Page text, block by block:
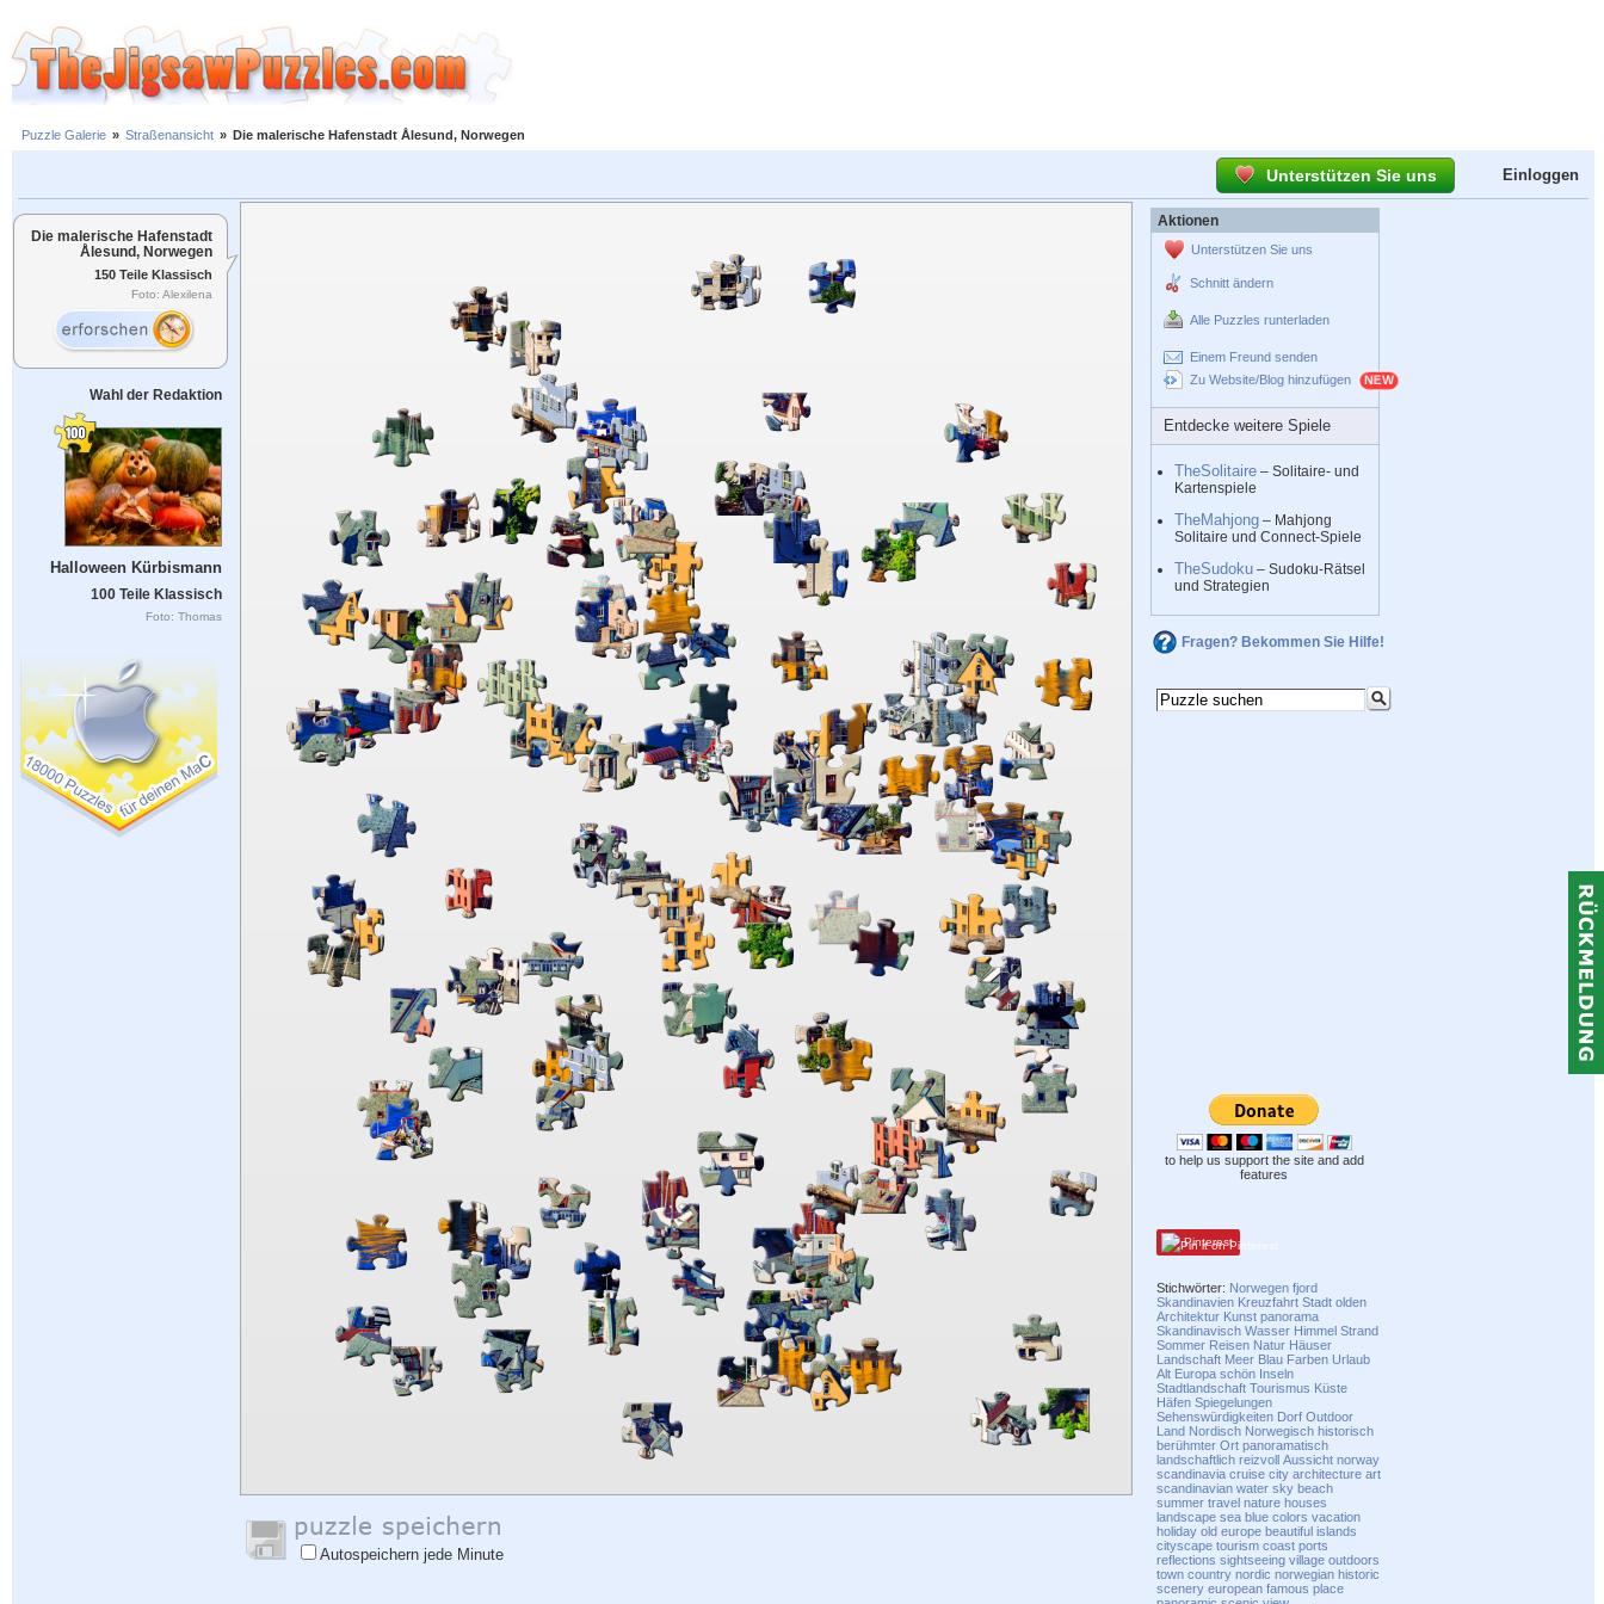
Puzzle Galerie » Straßenansicht » Die malerische Hafenstadt Ålesund, Norwegen
Unterstützen Sie uns Einloggen
Die malerische Hafenstadt
Ålesund, Norwegen
150 Teile Klassisch
Foto: Alexilena
Wahl der Redaktion
Halloween Kürbismann
100 Teile Klassisch
Foto: Thomas
Autospeichern jede Minute
Aktionen
Unterstützen Sie uns
Schnitt ändern
Alle Puzzles runterladen
Einem Freund senden
Zu Website/Blog hinzufügen
Entdecke weitere Spiele
TheSolitaire – Solitaire- und
Kartenspiele
TheMahjong – Mahjong
Solitaire und Connect-Spiele
TheSudoku – Sudoku-Rätsel
und Strategien
Fragen? Bekommen Sie Hilfe!
to help us support the site and add
features
Pinterest
Stichwörter: Norwegen fjord
Skandinavien Kreuzfahrt Stadt olden
Architektur Kunst panorama
Skandinavisch Wasser Himmel Strand
Sommer Reisen Natur Häuser
Landschaft Meer Blau Farben Urlaub
Alt Europa schön Inseln
Stadtlandschaft Tourismus Küste
Häfen Spiegelungen
Sehenswürdigkeiten Dorf Outdoor
Land Nordisch Norwegisch historisch
berühmter Ort panoramatisch
landschaftlich reizvoll Aussicht norway
scandinavia cruise city architecture art
scandinavian water sky beach
summer travel nature houses
landscape sea blue colors vacation
holiday old europe beautiful islands
cityscape tourism coast ports
reflections sightseeing village outdoors
town country nordic norwegian historic
scenery european famous place